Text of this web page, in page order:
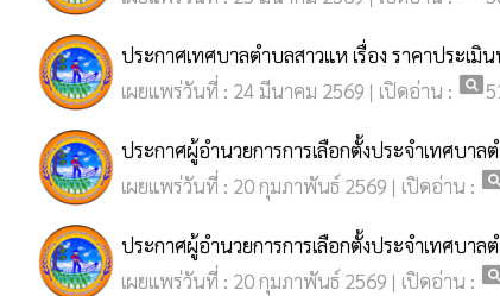
ประกาศเทศบาลตำบลสาวแห เรื่อง ราคาประ
เผยแพร่วันที่ : 24 มีนาคม 2569 | เปิดอ่าน : pageview
ประกาศผู้อำนวยการการเลือกตั้งประจำเทศบา
เผยแพร่วันที่ : 20 กุมภาพันธ์ 2569 | เปิดอ่าน :
ประกาศผู้อำนวยการการเลือกตั้งประจำเทศบา
เผยแพร่วันที่ : 20 กุมภาพันธ์ 2569 | เปิดอ่าน :